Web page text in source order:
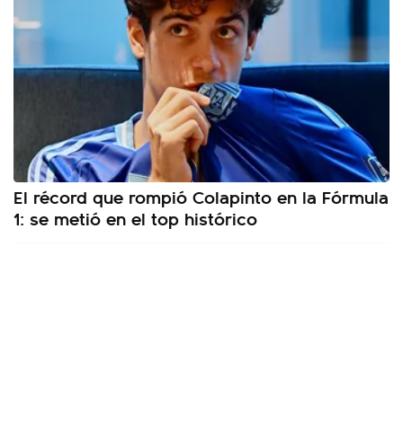
El récord que rompió Colapinto en la Fórmula
1: se metió en el top histórico